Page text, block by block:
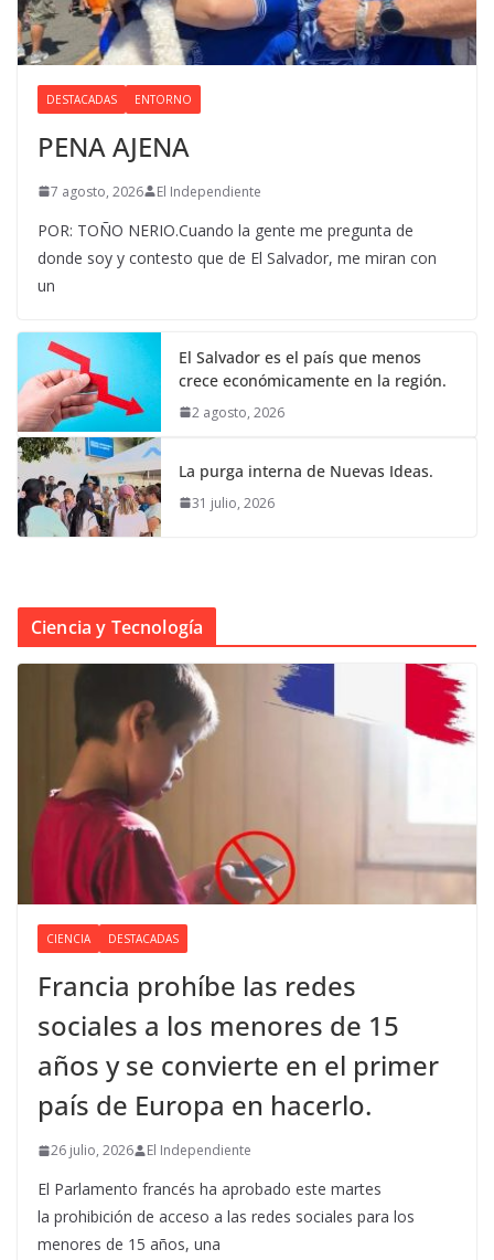
DESTACADAS ENTORNO
PENA AJENA
7 agosto, 2026 El Independiente
POR: TOÑO NERIO.Cuando la gente me pregunta de
donde soy y contesto que de El Salvador, me miran con
un
El Salvador es el país que menos
crece económicamente en la región.
2 agosto, 2026
La purga interna de Nuevas Ideas.
31 julio, 2026
Ciencia y Tecnología
CIENCIA DESTACADAS
Francia prohíbe las redes
sociales a los menores de 15
años y se convierte en el primer
país de Europa en hacerlo.
26 julio, 2026 El Independiente
El Parlamento francés ha aprobado este martes
la prohibición de acceso a las redes sociales para los
menores de 15 años, una